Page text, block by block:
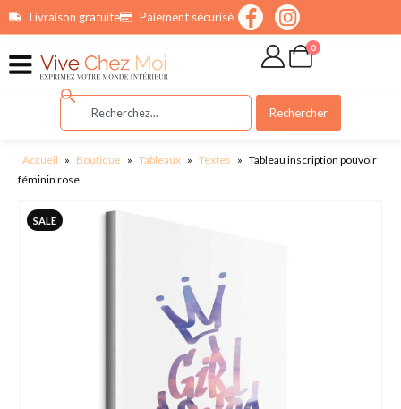
principalLivraison gratuite Paiement sécurisé
0
Rechercher
Accueil » Boutique » Tableaux » Textes » Tableau inscription pouvoir
féminin rose
SALE